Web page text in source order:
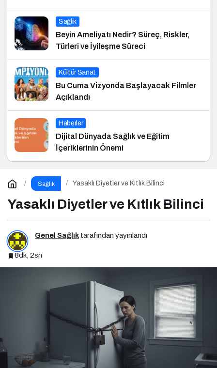
Sağlık
Beyin Ameliyatı Nedir? Süreç, Riskler,
Türleri ve İyileşme Süreci
Kültür Sanat
Bu Cuma Vizyonda Başlayacak Filmler
Açıklandı
Haberler
Dijital Dünyada Sağlık ve Eğitim
İçeriklerinin Önemi
Sağlık Yasaklı Diyetler ve Kıtlık Bilinci
Yasaklı Diyetler ve Kıtlık Bilinci
Genel Sağlık tarafından yayınlandı
8dk, 2sn